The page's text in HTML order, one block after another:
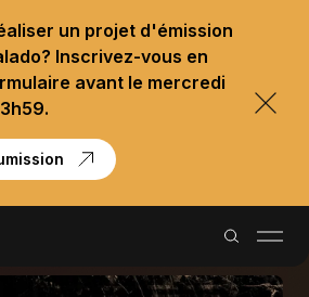
un projet d'émission
Inscrivez-vous en
avant le mercredi